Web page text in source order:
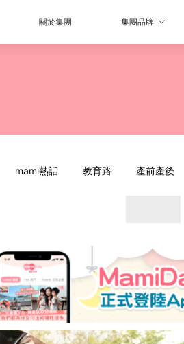
關於集團 集團品牌
mami熱話 教育路 產前產後